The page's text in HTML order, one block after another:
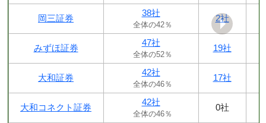
岡三証券
38社
全体の42％
2社
みずほ証券
47社
全体の52％
19社
大和証券
42社
全体の46％
17社
大和コネクト証券
42社
全体の46％
0社